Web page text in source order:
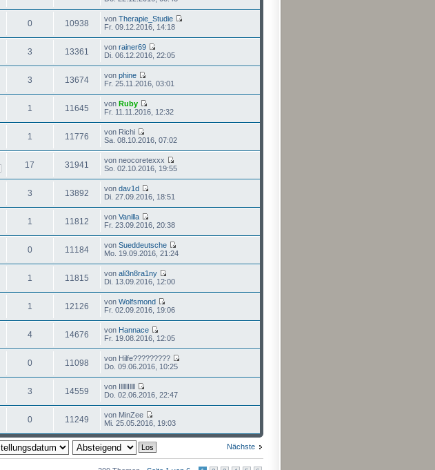
0 10938 von Therapie_Studie
Fr. 09.12.2016, 14:18
3 13361 von rainer69
Di. 06.12.2016, 22:05
3 13674 von phine
Fr. 25.11.2016, 03:01
1 11645 von Ruby
Fr. 11.11.2016, 12:32
1 11776
von Richi
Sa. 08.10.2016, 07:02
17 31941
von neocoretexxx
So. 02.10.2016, 19:55
3 13892 von dav1d
Di. 27.09.2016, 18:51
1 11812 von Vanilla
Fr. 23.09.2016, 20:38
0 11184 von Sueddeutsche
Mo. 19.09.2016, 21:24
1 11815 von ali3n8ra1ny
Di. 13.09.2016, 12:00
1 12126 von Wolfsmond
Fr. 02.09.2016, 19:06
4 14676 von Hannace
Fr. 19.08.2016, 12:05
0 11098
von Hilfe?????????
Do. 09.06.2016, 10:25
3 14559
von IlllllIllll
Do. 02.06.2016, 22:47
0 11249
von MinZee
Mi. 25.05.2016, 19:03
Nächste